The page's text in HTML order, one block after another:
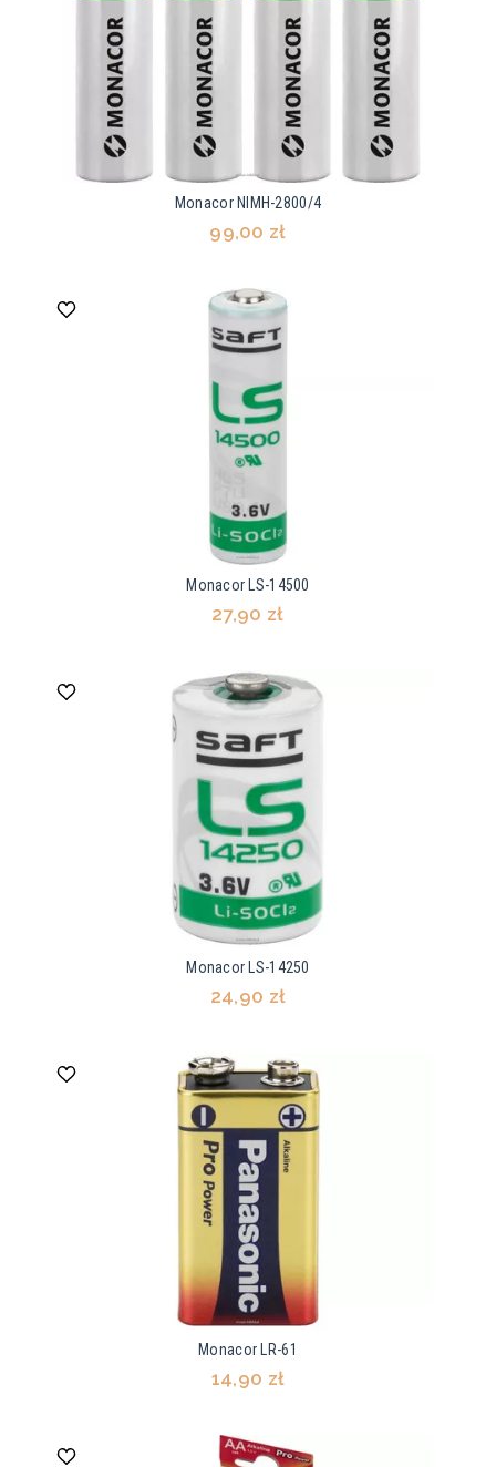
Monacor NIMH-2800/4
99,00 zł
Monacor LS-14500
27,90 zł
Monacor LS-14250
24,90 zł
Monacor LR-61
14,90 zł